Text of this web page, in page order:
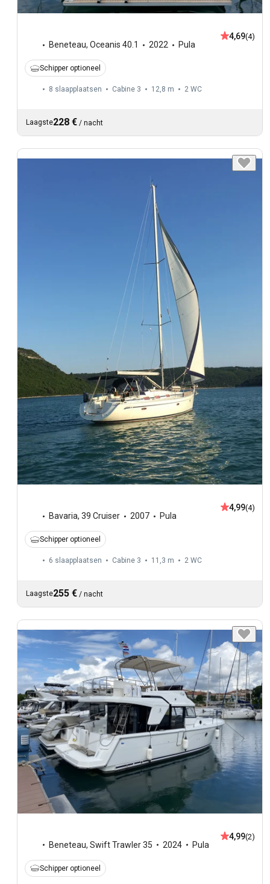
Beneteau, Oceanis 40.1 2022 Pula
4,69(4)
Schipper optioneel
8 slaapplaatsen Cabine 3 12,8 m 2 WC
Laagste228 € / nacht
Bavaria, 39 Cruiser 2007 Pula
4,99(4)
Schipper optioneel
6 slaapplaatsen Cabine 3 11,3 m 2 WC
Laagste255 € / nacht
Beneteau, Swift Trawler 35 2024 Pula
4,99(2)
Schipper optioneel